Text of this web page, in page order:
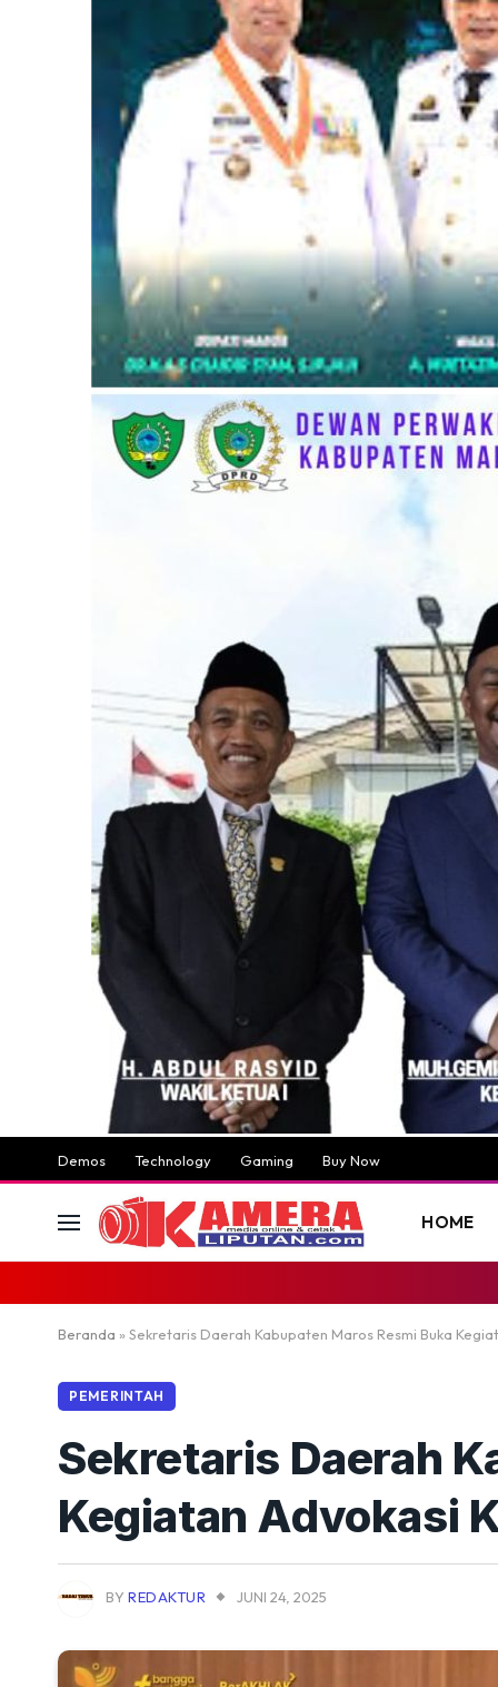
Demos Technology Gaming Buy Now
HOME
Beranda » Sekretaris Daerah Kabupaten Maros Resmi Buka
PEMERINTAH
Sekretaris Daerah
Kegiatan Advokasi
BY REDAKTUR JUNI 24, 2025